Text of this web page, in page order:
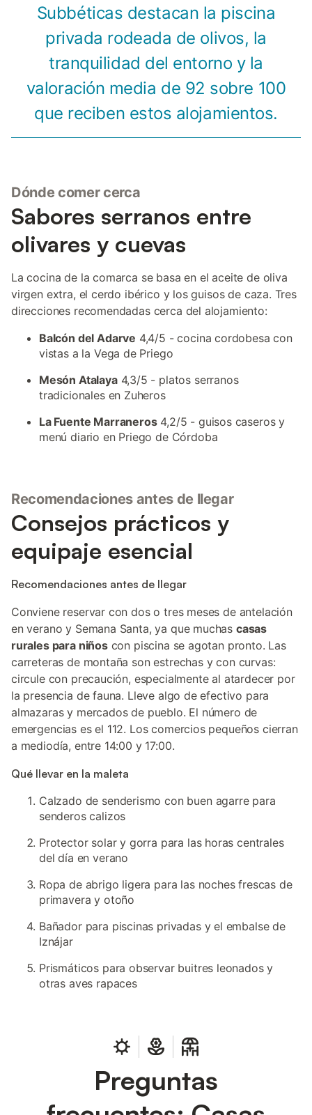
Subbéticas destacan la piscina
privada rodeada de olivos, la
tranquilidad del entorno y la
valoración media de 92 sobre 100
que reciben estos alojamientos.
Dónde comer cerca
Sabores serranos entre
olivares y cuevas
La cocina de la comarca se basa en el aceite de oliva
virgen extra, el cerdo ibérico y los guisos de caza. Tres
direcciones recomendadas cerca del alojamiento:
Balcón del Adarve 4,4/5 - cocina cordobesa con
vistas a la Vega de Priego
Mesón Atalaya4,3/5 - platos serranos
tradicionales en Zuheros
La Fuente Marraneros4,2/5 - guisos caseros y
menú diario en Priego de Córdoba
Recomendaciones antes de llegar
Consejos prácticos y
equipaje esencial
Recomendaciones antes de llegar
Conviene reservar con dos o tres meses de antelación
en verano y Semana Santa, ya que muchas casas
rurales para niñoscon piscina se agotan pronto. Las
carreteras de montaña son estrechas y con curvas:
circule con precaución, especialmente al atardecer por
la presencia de fauna. Lleve algo de efectivo para
almazaras y mercados de pueblo. El número de
emergencias es el 112. Los comercios pequeños cierran
a mediodía, entre 14:00 y 17:00.
Qué llevar en la maleta
Calzado de senderismo con buen agarre para
senderos calizos
Protector solar y gorra para las horas centrales
del día en verano
Ropa de abrigo ligera para las noches frescas de
primavera y otoño
Bañador para piscinas privadas y el embalse de
Iznájar
Prismáticos para observar buitres leonados y
otras aves rapaces
Preguntas